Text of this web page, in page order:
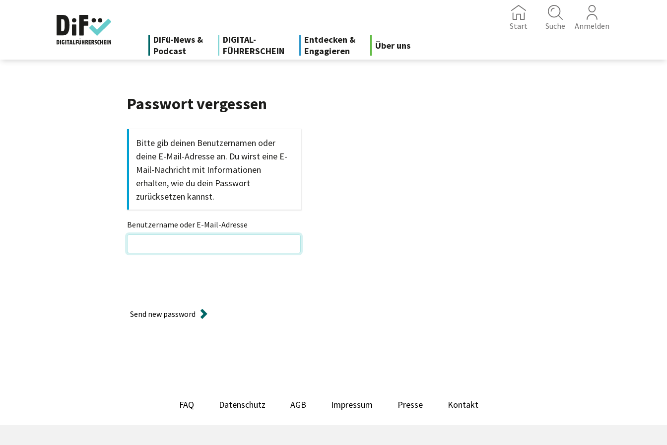
DiFü-News &
Podcast
DIGITAL-
FÜHRERSCHEIN
Entdecken &
Engagieren
Über uns
Start Suche Anmelden
Passwort vergessen
Bitte gib deinen Benutzernamen oder
deine E-Mail-Adresse an. Du wirst eine E-
Mail-Nachricht mit Informationen
erhalten, wie du dein Passwort
zurücksetzen kannst.
Benutzername oder E-Mail-Adresse
Send new password
FAQ Datenschutz AGB Impressum Presse Kontakt